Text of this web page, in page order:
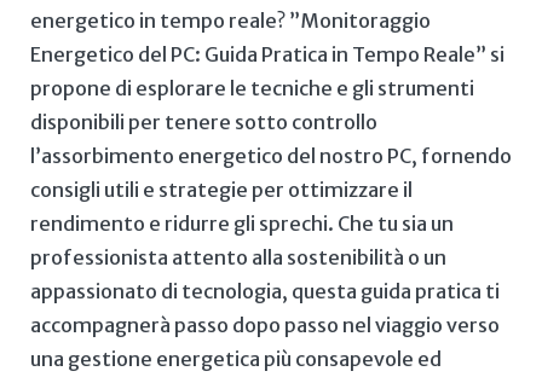
energetico ⁤in​ tempo ​reale? ‌”Monitoraggio
Energetico del ⁢PC: Guida Pratica in Tempo ⁣Reale” ⁢si
propone di esplorare ​le tecniche e ⁢gli⁤ strumenti
⁤disponibili per tenere sotto controllo
⁤l’assorbimento ⁣energetico del ⁢nostro PC, fornendo⁢
consigli utili e‍ strategie per ‍ottimizzare il
rendimento e ridurre gli sprechi. Che tu‍ sia un ​
professionista⁢ attento alla‍ sostenibilità o un
appassionato di ⁤tecnologia, questa guida pratica ‍ti
accompagnerà passo⁢ dopo passo nel viaggio verso
una⁣ gestione ‍energetica ​più‍ consapevole ⁤ed